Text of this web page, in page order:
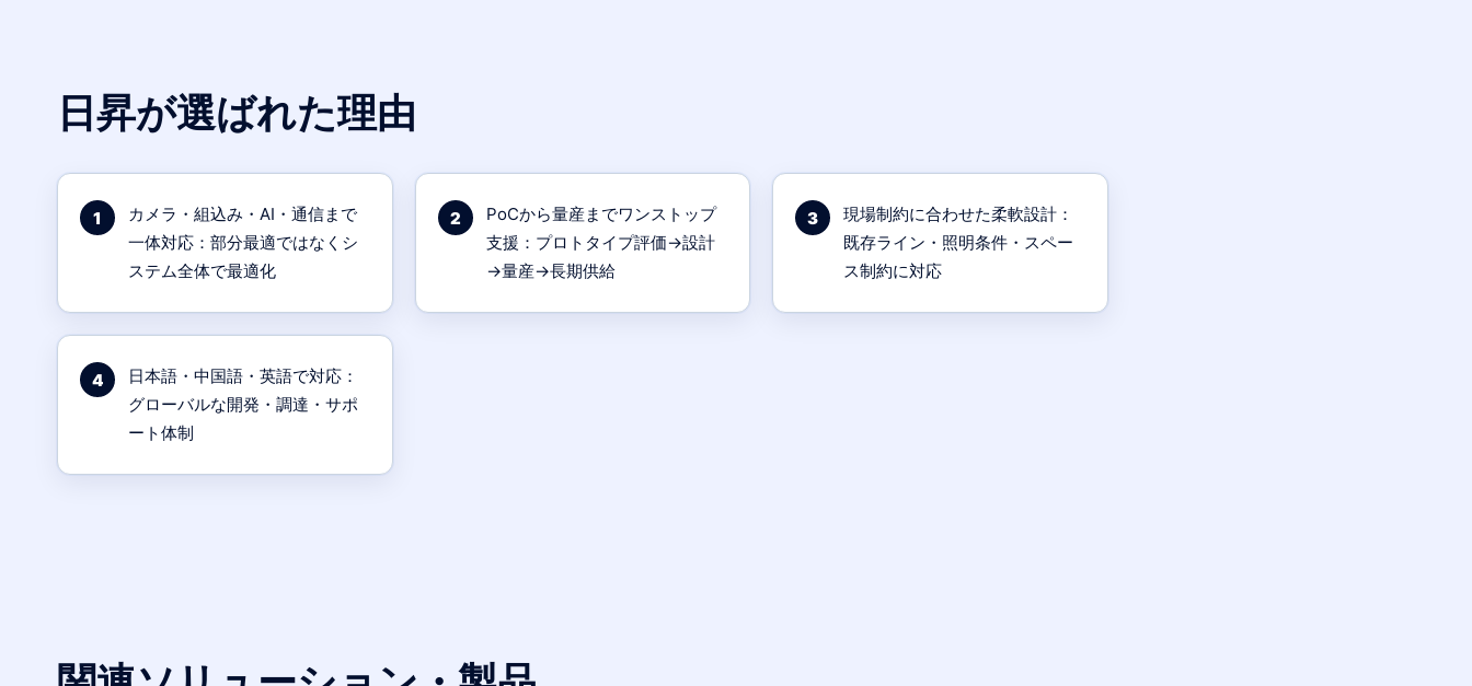
日昇が選ばれた理由
1
カメラ・組込み・AI・通信まで
一体対応：部分最適ではなくシ
ステム全体で最適化
2
PoCから量産までワンストップ
支援：プロトタイプ評価→設計
→量産→長期供給
3
現場制約に合わせた柔軟設計：
既存ライン・照明条件・スペー
ス制約に対応
4
日本語・中国語・英語で対応：
グローバルな開発・調達・サポ
ート体制